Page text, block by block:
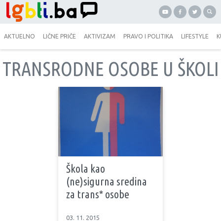
AKTUELNO LIČNE PRIČE AKTIVIZAM PRAVO I POLITIKA LIFESTYLE
TRANSRODNE OSOBE U ŠKOLI
Škola kao
(ne)sigurna sredina
za trans* osobe
03. 11. 2015